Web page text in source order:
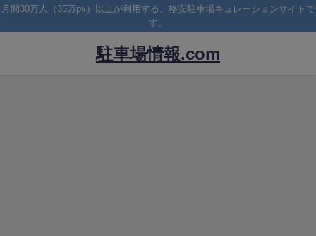
月間30万人（35万pv）以上が利用する、格安駐車場キュレーションサイトで
す。
駐車場情報.com